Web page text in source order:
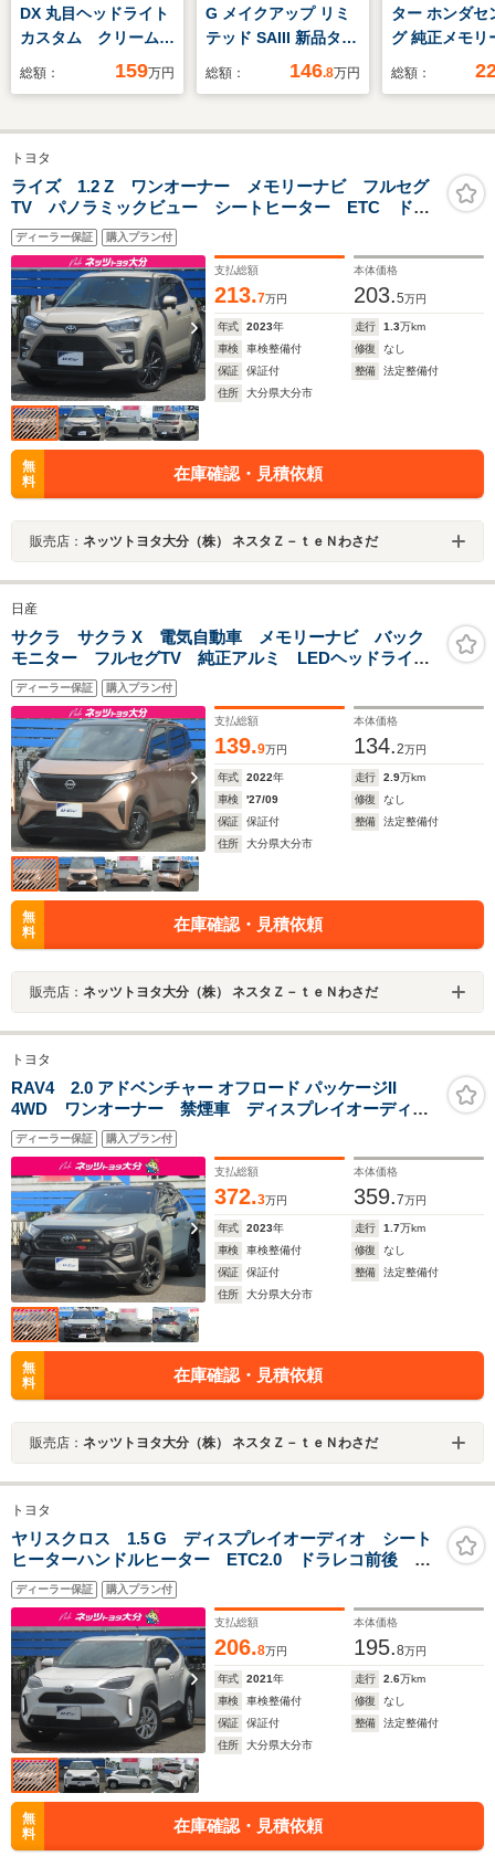
DX 丸目ヘッドライト
カスタム クリームカ
レンズ キャメル全
塗装済み ホワイトリ
ボン新品タイヤ 鉄チ
ンシルバー塗装
ETC ドライブレコー
ダー
総額： 159万円
G メイクアップ リミ
テッド SAIII 新品タイ
ヤ/純正 SDナビ/スマ
動スライドドア/パノ
脱防止支援システム/
ドライブレコーダー
LED
総額： 146.8万円
ター ホンダセ
グ 純正メモリ
ビ ドラレコ
総額：
トヨタ
ライズ 1.2 Z ワンオーナー メモリーナビ フルセグ
TV パノラミックビュー シートヒーター ETC ドラ
レコ前後 純正アルミ サポカー
ディーラー保証 購入プラン付
支払総額
213.7万円
本体価格
203.5万円
年式 2023年 走行 1.3万km
車検
車検整備付 修復
なし
保証
保証付 整備
法定整備付
住所
大分県大分市
無
料
在庫確認・見積依頼
販売店： ネッツトヨタ大分（株） ネスタＺ－ｔｅＮわさだ
日産
サクラ サクラ X 電気自動車 メモリーナビ バック
モニター フルセグTV 純正アルミ LEDヘッドライ
ト ベンチシート サポカー
ディーラー保証 購入プラン付
支払総額
139.9万円
本体価格
134.2万円
年式 2022年 走行 2.9万km
車検
'27/09 修復
なし
保証
保証付 整備
法定整備付
住所
大分県大分市
無
料
在庫確認・見積依頼
販売店： ネッツトヨタ大分（株） ネスタＺ－ｔｅＮわさだ
トヨタ
RAV4 2.0 アドベンチャー オフロード パッケージII
4WD ワンオーナー 禁煙車 ディスプレイオーディ
オ デジタルインナーミラー チッピング塗装 TRD
ALPINE
ディーラー保証 購入プラン付
支払総額
372.3万円
本体価格
359.7万円
年式 2023年 走行 1.7万km
車検
車検整備付 修復
なし
保証
保証付 整備
法定整備付
住所
大分県大分市
無
料
在庫確認・見積依頼
販売店： ネッツトヨタ大分（株） ネスタＺ－ｔｅＮわさだ
トヨタ
ヤリスクロス 1.5 G ディスプレイオーディオ シート
ヒーターハンドルヒーター ETC2.0 ドラレコ前後 純
正アルミ サポカー
ディーラー保証 購入プラン付
支払総額
206.8万円
本体価格
195.8万円
年式 2021年 走行 2.6万km
車検
車検整備付 修復
なし
保証
保証付 整備
法定整備付
住所
大分県大分市
無
料
在庫確認・見積依頼